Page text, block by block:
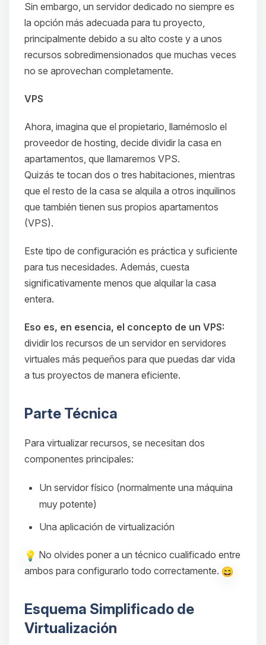
Sin embargo, un servidor dedicado no siempre es
la opción más adecuada para tu proyecto,
principalmente debido a su alto coste y a unos
recursos sobredimensionados que muchas veces
no se aprovechan completamente.
VPS
Ahora, imagina que el propietario, llamémoslo el
proveedor de hosting, decide dividir la casa en
apartamentos, que llamaremos VPS.
Quizás te tocan dos o tres habitaciones, mientras
que el resto de la casa se alquila a otros inquilinos
que también tienen sus propios apartamentos
(VPS).
Este tipo de configuración es práctica y suficiente
para tus necesidades. Además, cuesta
significativamente menos que alquilar la casa
entera.
Eso es, en esencia, el concepto de un VPS:
dividir los recursos de un servidor en servidores
virtuales más pequeños para que puedas dar vida
a tus proyectos de manera eficiente.
Parte Técnica
Para virtualizar recursos, se necesitan dos
componentes principales:
Un servidor físico (normalmente una máquina
muy potente)
Una aplicación de virtualización
No olvides poner a un técnico cualificado entre
ambos para configurarlo todo correctamente.
Esquema Simplificado de
Virtualización
Yupi, por fin alguien con quien
hablar! Soy Choupy, tu pequeno
asistente de BoxToPlay. Cuentame
06/08/2026 18:27